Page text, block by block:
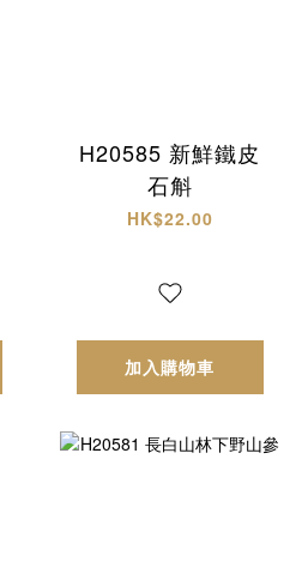
H20585 新鮮鐵皮
石斛
HK$22.00
加入購物車